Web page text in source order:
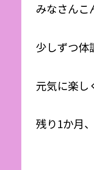
みなさん
少しずつ体
元気に楽し
残り1か月